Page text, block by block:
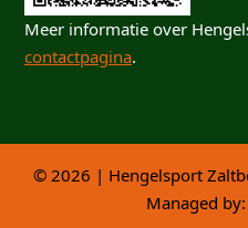
Meer informatie over
contactpagina.
© 2026 | Hengelsport
Managed by: